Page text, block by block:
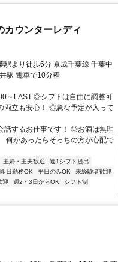
カウンターレディ
駅より徒歩6分 京成千葉線 千葉中
駅 電車で10分程
～LAST ◎シフトは自由に調整可
両立も安心！ ◎急な予定が入って
話するお仕事です！ ◎お酒は無理
何かあったらそっちの方が心配で
主婦・主夫歓迎
週1シフト提出
即日勤務OK 平日のみOK
未経験者歓迎
迎 週2・3日からOK
シフト制